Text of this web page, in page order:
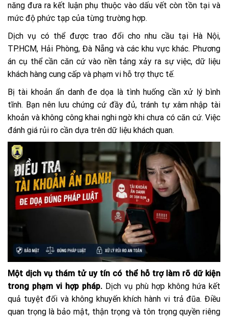
năng đưa ra kết luận phụ thuộc vào dấu vết còn tồn tại và
mức độ phức tạp của từng trường hợp.
Dịch vụ có thể được trao đổi cho nhu cầu tại Hà Nội,
TP.HCM, Hải Phòng, Đà Nẵng và các khu vực khác. Phương
án cụ thể cần căn cứ vào nền tảng xảy ra sự việc, dữ liệu
khách hàng cung cấp và phạm vi hỗ trợ thực tế.
Bị tài khoản ẩn danh đe dọa là tình huống cần xử lý bình
tĩnh. Bạn nên lưu chứng cứ đầy đủ, tránh tự xâm nhập tài
khoản và không công khai nghi ngờ khi chưa có căn cứ. Việc
đánh giá rủi ro cần dựa trên dữ liệu khách quan.
Một dịch vụ thám tử uy tín có thể hỗ trợ làm rõ dữ kiện
trong phạm vi hợp pháp. Dịch vụ phù hợp không hứa kết
quả tuyệt đối và không khuyến khích hành vi trả đũa. Điều
quan trọng là bảo mật, thận trọng và tôn trọng quyền riêng